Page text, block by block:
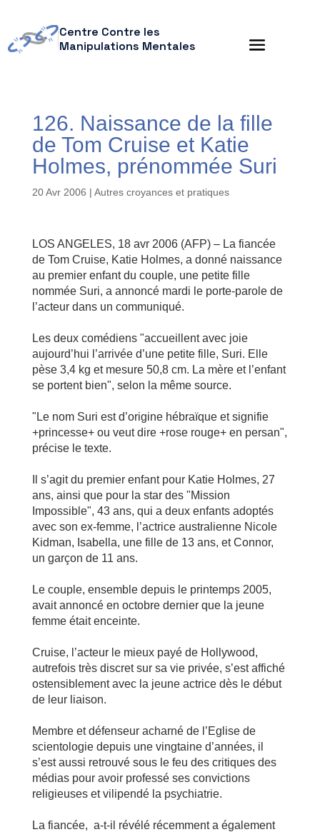
Centre Contre les
Manipulations Mentales
126. Naissance de la fille
de Tom Cruise et Katie
Holmes, prénommée Suri
20 Avr 2006 | Autres croyances et pratiques
LOS ANGELES, 18 avr 2006 (AFP) – La fiancée
de Tom Cruise, Katie Holmes, a donné naissance
au premier enfant du couple, une petite fille
nommée Suri, a annoncé mardi le porte-parole de
l’acteur dans un communiqué.
Les deux comédiens "accueillent avec joie
aujourd’hui l’arrivée d’une petite fille, Suri. Elle
pèse 3,4 kg et mesure 50,8 cm. La mère et l’enfant
se portent bien", selon la même source.
"Le nom Suri est d’origine hébraïque et signifie
+princesse+ ou veut dire +rose rouge+ en persan",
précise le texte.
Il s’agit du premier enfant pour Katie Holmes, 27
ans, ainsi que pour la star des "Mission
Impossible", 43 ans, qui a deux enfants adoptés
avec son ex-femme, l’actrice australienne Nicole
Kidman, Isabella, une fille de 13 ans, et Connor,
un garçon de 11 ans.
Le couple, ensemble depuis le printemps 2005,
avait annoncé en octobre dernier que la jeune
femme était enceinte.
Cruise, l’acteur le mieux payé de Hollywood,
autrefois très discret sur sa vie privée, s’est affiché
ostensiblement avec la jeune actrice dès le début
de leur liaison.
Membre et défenseur acharné de l’Eglise de
scientologie depuis une vingtaine d’années, il
s’est aussi retrouvé sous le feu des critiques des
médias pour avoir professé ses convictions
religieuses et vilipendé la psychiatrie.
La fiancée, a-t-il révélé récemment a également